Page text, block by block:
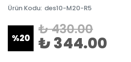
Ürün Kodu: des10-M20-R5
%20
₺ 430.00
₺ 344.00